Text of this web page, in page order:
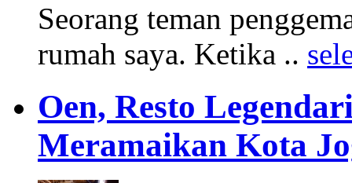
Seorang teman
rumah saya. Ketika ..
Oen, Resto
Meramaikan Kota